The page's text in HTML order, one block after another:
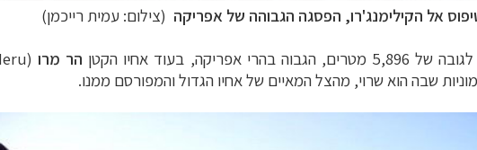
אל הקילימנג'רו, הפסגה הגבוהה של אפריקה (צילום: עמית רייכמן)
בהרי אפריקה, בעוד אחיו הקטן
הר מרו (Meru
שבה הוא שרוי, מהצל המאיים של אחיו הגדול והמפורסם ממנו.